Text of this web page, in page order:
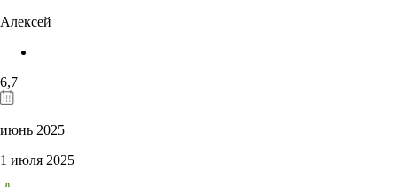
Алексей
6,7
июнь 2025
1 июля 2025